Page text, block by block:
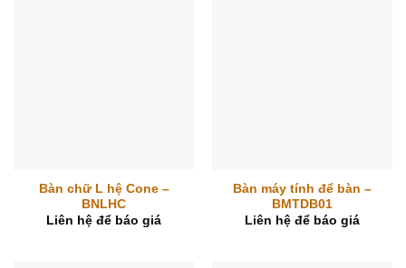
Bàn chữ L hệ Cone –
BNLHC
Liên hệ để báo giá
Bàn máy tính để bàn –
BMTDB01
Liên hệ để báo giá